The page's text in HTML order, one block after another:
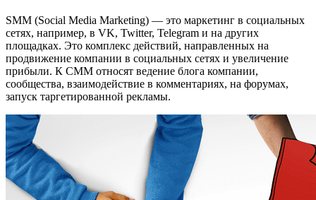
SMM (Social Media Marketing) — это маркетинг в социальных
сетях, например, в VK, Twitter, Telegram и на других
площадках. Это комплекс действий, направленных на
продвижение компании в социальных сетях и увеличение
прибыли. К СММ относят ведение блога компании,
сообщества, взаимодействие в комментариях, на форумах,
запуск таргетированной рекламы.